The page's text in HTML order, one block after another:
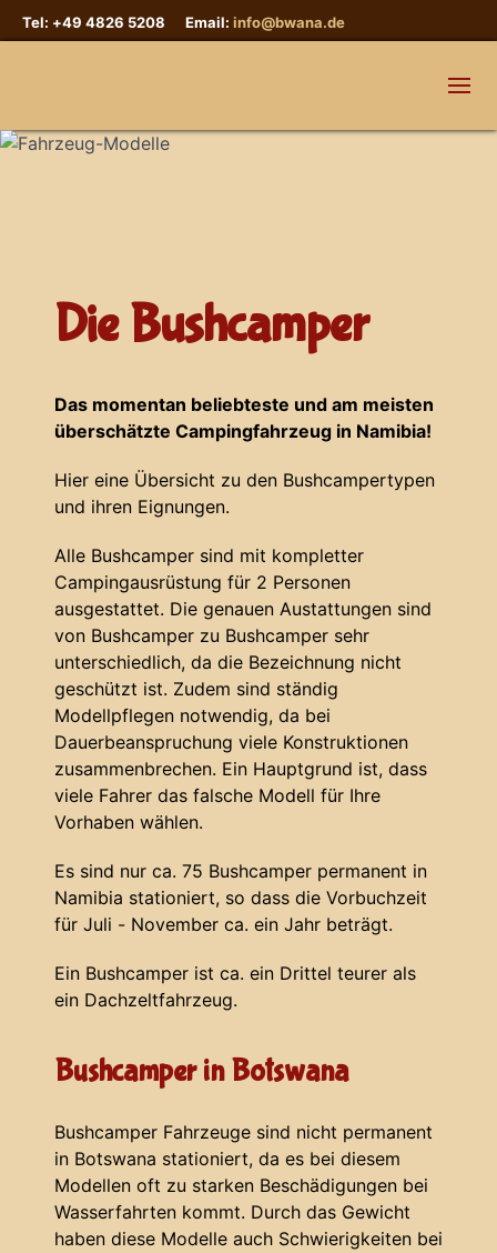
Tel: +49 4826 5208 Email: info@bwana.de
Die Bushcamper
Das momentan beliebteste und am meisten
überschätzte Campingfahrzeug in Namibia!
Hier eine Übersicht zu den Bushcampertypen
und ihren Eignungen.
Alle Bushcamper sind mit kompletter
Campingausrüstung für 2 Personen
ausgestattet. Die genauen Austattungen sind
von Bushcamper zu Bushcamper sehr
unterschiedlich, da die Bezeichnung nicht
geschützt ist. Zudem sind ständig
Modellpflegen notwendig, da bei
Dauerbeanspruchung viele Konstruktionen
zusammenbrechen. Ein Hauptgrund ist, dass
viele Fahrer das falsche Modell für Ihre
Vorhaben wählen.
Es sind nur ca. 75 Bushcamper permanent in
Namibia stationiert, so dass die Vorbuchzeit
für Juli - November ca. ein Jahr beträgt.
Ein Bushcamper ist ca. ein Drittel teurer als
ein Dachzeltfahrzeug.
Bushcamper in Botswana
Bushcamper Fahrzeuge sind nicht permanent
in Botswana stationiert, da es bei diesem
Modellen oft zu starken Beschädigungen bei
Wasserfahrten kommt. Durch das Gewicht
haben diese Modelle auch Schwierigkeiten bei